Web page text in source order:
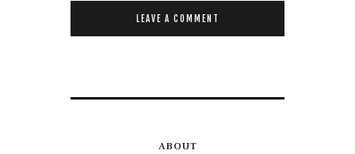
ABOUT